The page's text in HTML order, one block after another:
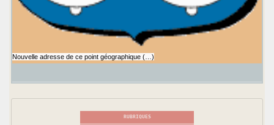
Nouvelle adresse de ce point géographique (…)
RUBRIQUES